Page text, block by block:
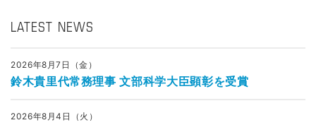
LATEST NEWS
2026年8月7日（金）
鈴木貴里代常務理事 文部科学大臣顕彰を受賞
2026年8月4日（火）